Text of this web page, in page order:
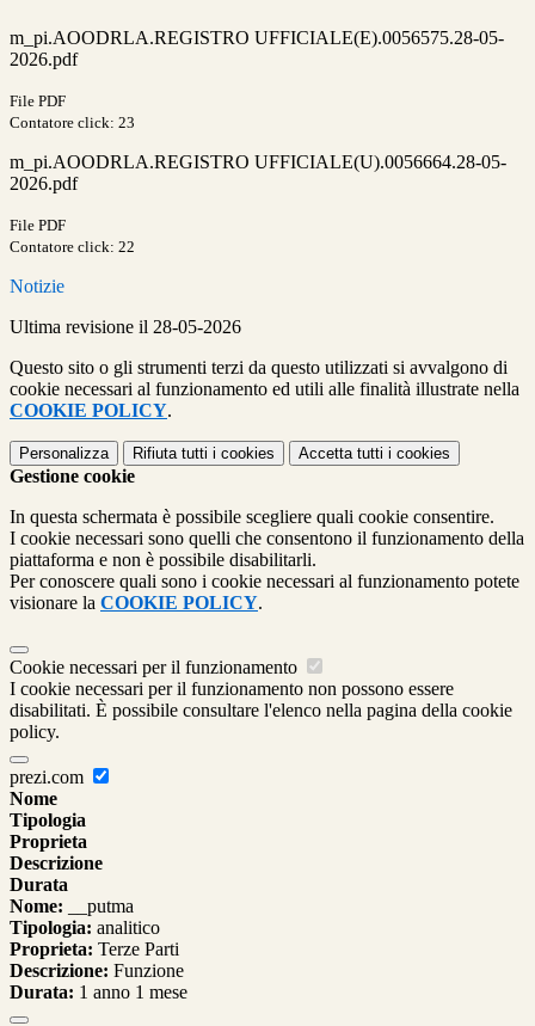
m_pi.AOODRLA.REGISTRO UFFICIALE(E).0056575.28-05-
2026.pdf
File PDF
Contatore click: 23
m_pi.AOODRLA.REGISTRO UFFICIALE(U).0056664.28-05-
2026.pdf
File PDF
Contatore click: 22
Notizie
Ultima revisione il 28-05-2026
Questo sito o gli strumenti terzi da questo utilizzati si avvalgono di
cookie necessari al funzionamento ed utili alle finalità illustrate nella
COOKIE POLICY.
Personalizza Rifiuta tutti i cookies Accetta tutti i cookies
Gestione cookie
In questa schermata è possibile scegliere quali cookie consentire.
I cookie necessari sono quelli che consentono il funzionamento della
piattaforma e non è possibile disabilitarli.
Per conoscere quali sono i cookie necessari al funzionamento potete
visionare la COOKIE POLICY.
Cookie necessari per il funzionamento
I cookie necessari per il funzionamento non possono essere
disabilitati. È possibile consultare l'elenco nella pagina della cookie
policy.
prezi.com
Nome
Tipologia
Proprieta
Descrizione
Durata
Nome: __putma
Tipologia: analitico
Proprieta: Terze Parti
Descrizione: Funzione
Durata: 1 anno 1 mese